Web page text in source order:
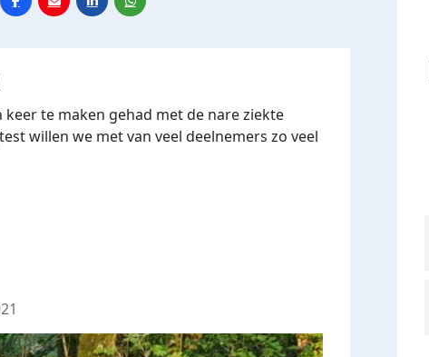
te maken gehad met de nare ziekte
willen we met van veel deelnemers zo veel